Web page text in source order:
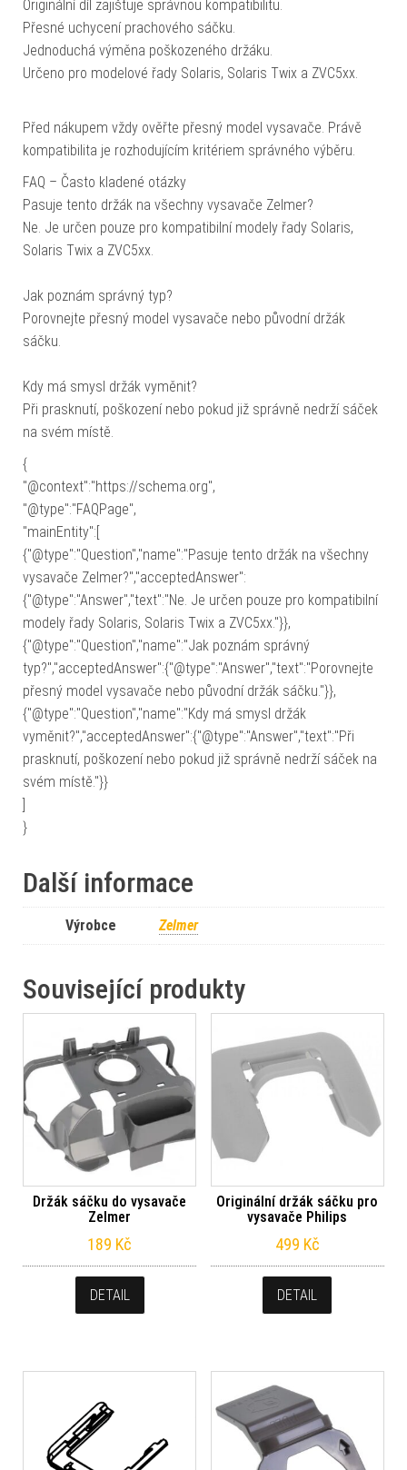
Originální díl zajišťuje správnou kompatibilitu.
Přesné uchycení prachového sáčku.
Jednoduchá výměna poškozeného držáku.
Určeno pro modelové řady Solaris, Solaris Twix a ZVC5xx.
Před nákupem vždy ověřte přesný model vysavače. Právě
kompatibilita je rozhodujícím kritériem správného výběru.
FAQ – Často kladené otázky
Pasuje tento držák na všechny vysavače Zelmer?
Ne. Je určen pouze pro kompatibilní modely řady Solaris,
Solaris Twix a ZVC5xx.
Jak poznám správný typ?
Porovnejte přesný model vysavače nebo původní držák
sáčku.
Kdy má smysl držák vyměnit?
Při prasknutí, poškození nebo pokud již správně nedrží sáček
na svém místě.
{
"@context":"https://schema.org",
"@type":"FAQPage",
"mainEntity":[
{"@type":"Question","name":"Pasuje tento držák na všechny
vysavače Zelmer?","acceptedAnswer":
{"@type":"Answer","text":"Ne. Je určen pouze pro kompatibilní
modely řady Solaris, Solaris Twix a ZVC5xx."}},
{"@type":"Question","name":"Jak poznám správný
typ?","acceptedAnswer":{"@type":"Answer","text":"Porovnejte
přesný model vysavače nebo původní držák sáčku."}},
{"@type":"Question","name":"Kdy má smysl držák
vyměnit?","acceptedAnswer":{"@type":"Answer","text":"Při
prasknutí, poškození nebo pokud již správně nedrží sáček na
svém místě."}}
]
}
Další informace
Výrobce Zelmer
Související produkty
Držák sáčku do vysavače
Zelmer
189 Kč
DETAIL
Originální držák sáčku pro
vysavače Philips
499 Kč
DETAIL